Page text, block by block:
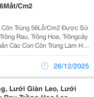
Cm2
Trùng 56Lỗ/Cm2 Được Sử
Rau, Trồng Hoa, Trồngcây
Các Con Côn Trùng Làm Hại
Thiểu Được Thuốc Trừ Sâu,
Đảm Bảo Được An Toàn Vệ Sinh Thực Phẩm. Tck
26/12/2025
Lưới Giàn Leo, Lưới